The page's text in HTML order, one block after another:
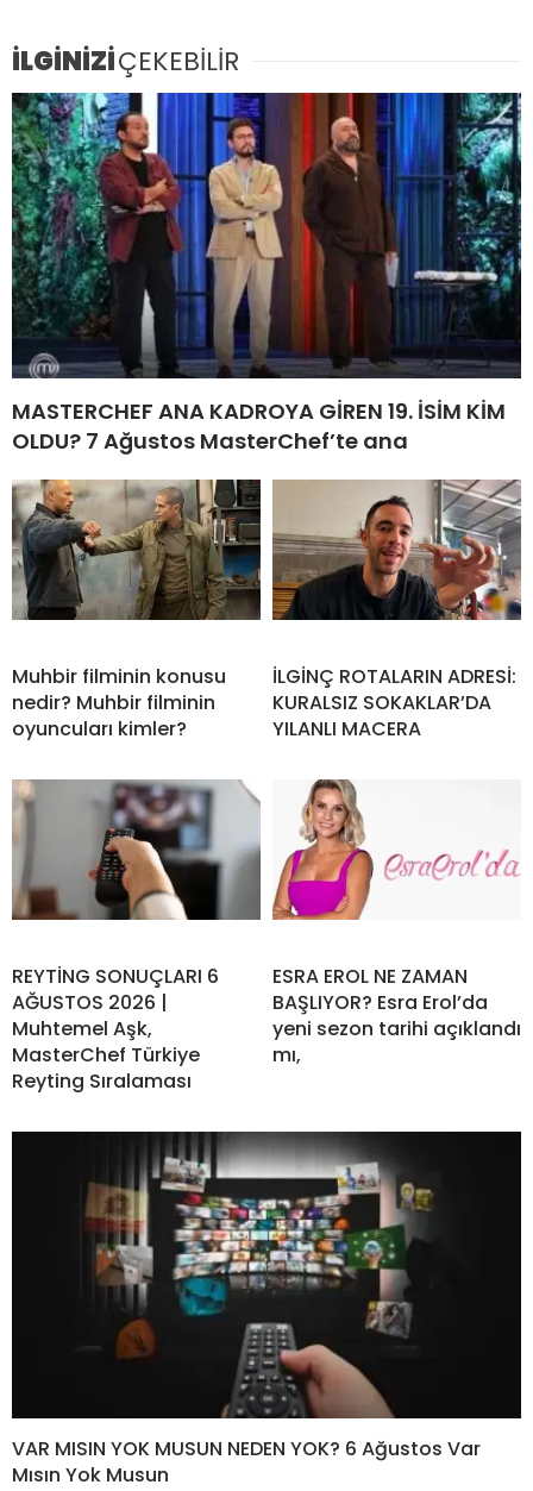
İLGİNİZİÇEKEBİLİR
MASTERCHEF ANA KADROYA GİREN 19. İSİM KİM
OLDU? 7 Ağustos MasterChef’te ana
Muhbir filminin konusu
nedir? Muhbir filminin
oyuncuları kimler?
İLGİNÇ ROTALARIN ADRESİ:
KURALSIZ SOKAKLAR’DA
YILANLI MACERA
REYTİNG SONUÇLARI 6
AĞUSTOS 2026 |
Muhtemel Aşk,
MasterChef Türkiye
Reyting Sıralaması
ESRA EROL NE ZAMAN
BAŞLIYOR? Esra Erol’da
yeni sezon tarihi açıklandı
mı,
VAR MISIN YOK MUSUN NEDEN YOK? 6 Ağustos Var
Mısın Yok Musun